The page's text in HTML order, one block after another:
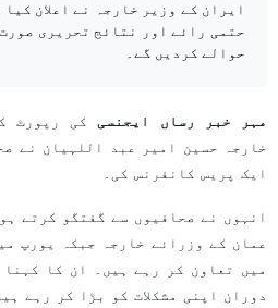
حتمی رائے اور نتائج تحریری
حوالے کردیں گے۔
مہر خبر رساں ایجنسی
کی رپورٹ
خارجہ حسین امیر عبد اللہیان نے
ایک پریس کانفرنس کی۔
انہوں نے صحافیوں سے گفتگو کرتے
عمان کے وزرائے خارجہ جبکہ یورپ
میں تعاون کر رہے ہیں۔ ان کا
دوران اپنی مشکلات کو بڑا کر رہے